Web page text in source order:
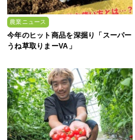
農業ニュース
今年のヒット商品を深掘り「スーパー
うね草取りまーVA」